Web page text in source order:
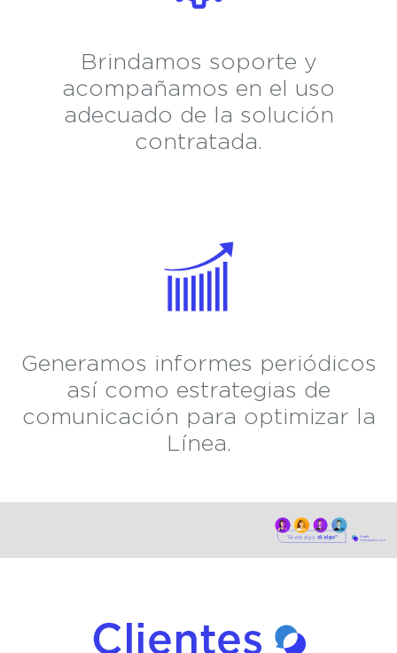
Brindamos soporte y
acompañamos en el uso
adecuado de la solución
contratada.
Generamos informes periódicos
así como estrategias de
comunicación para optimizar la
Línea.